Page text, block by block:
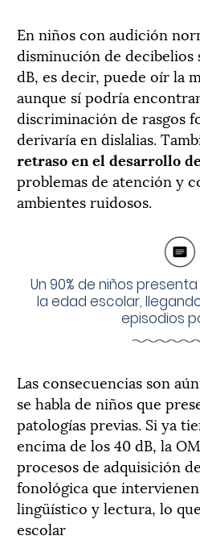
En niños con audición
disminución de decibelios
dB, es decir, puede oír la
aunque sí podría
discriminación de rasgos
derivaría en dislalias.
retraso en el desarrollo
problemas de atención y
ambientes ruidosos.
Un 90% de niños
la edad escolar,
episodios
Las consecuencias son
se habla de niños que
patologías previas. Si ya
encima de los 40 dB, la
procesos de adquisición
fonológica que
lingüístico y lectura, lo
escolar